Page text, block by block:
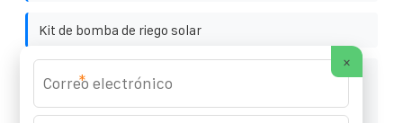
Kit de bomba de riego solar
Armario integrado inteligente de 2 mW para sistemas
fotovoltaicos de bajo consumo en obras de
construcción
×
*